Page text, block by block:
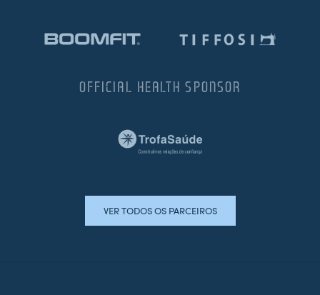
OFFICIAL HEALTH SPONSOR
VER TODOS OS PARCEIROS